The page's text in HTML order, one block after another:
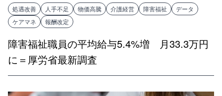
処遇改善 人手不足 物価高騰 介護経営 障害福祉
データ
ケアマネ
報酬改定
障害福祉職員の平均給与5.4%増 月33.3万円
に＝厚労省最新調査